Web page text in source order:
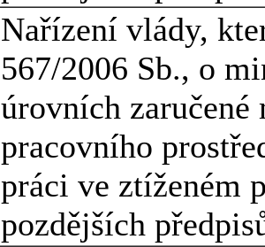
Nařízení vlády,
567/2006 Sb., o
úrovních zaručené
pracovního
práci ve ztíženém
pozdějších